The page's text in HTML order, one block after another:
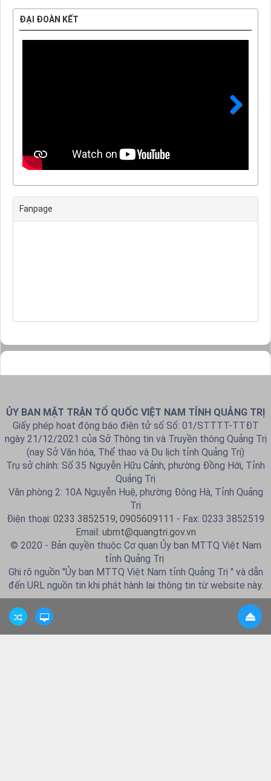
ĐẠI ĐOÀN KẾT
Fanpage
ỦY BAN MẶT TRẬN TỔ QUỐC VIỆT NAM TỈNH QUẢNG TRỊ
Giấy phép hoạt động báo điện tử số Số: 01/STTTT-TTĐT
ngày 21/12/2021 của Sở Thông tin và Truyền thông Quảng Trị
(nay Sở Văn hóa, Thể thao và Du lịch tỉnh Quảng Trị)
Trụ sở chính: Số 35 Nguyễn Hữu Cảnh, phường Đồng Hới, Tỉnh
Quảng Trị
Văn phòng 2: 10A Nguyễn Huệ, phường Đông Hà, Tỉnh Quảng
Trị
Điện thoại: 0233 3852519; 0905609111 - Fax: 0233 3852519
Email: ubmt@quangtri.gov.vn
© 2020 - Bản quyền thuộc Cơ quan Ủy ban MTTQ Việt Nam
tỉnh Quảng Trị
Ghi rõ nguồn "Ủy ban MTTQ Việt Nam tỉnh Quảng Trị " và dẫn
đến URL nguồn tin khi phát hành lại thông tin từ website này.